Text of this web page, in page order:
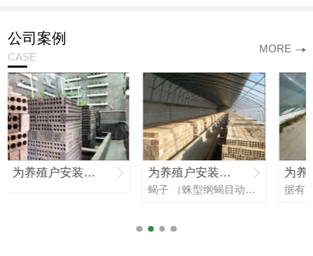
公司案例
CASE
MORE
为养殖户安装的蝎子养殖生产基地 为养殖户安装的蝎子养殖生产基地
蝎子 （蛛型纲蝎目动物统称）俗称蝎子，也称全蝎，全虫，是我国传统的中药材，有镇痉、止痛、**等功能。属野生动物类，常寄居山坡，墙缝，土穴等潮湿阴凉处在**各地蝎的种类及分布很多，也具有不同的形态学，生...